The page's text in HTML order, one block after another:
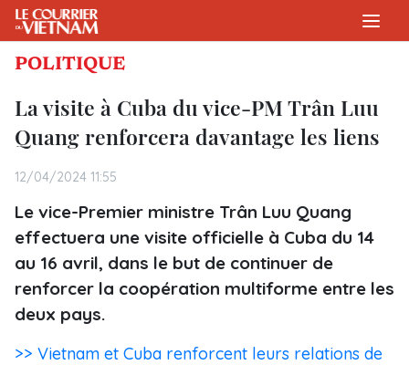
POLITIQUE
La visite à Cuba du vice-PM Trân Luu
Quang renforcera davantage les liens
12/04/2024 11:55
Le vice-Premier ministre Trân Luu Quang
effectuera une visite officielle à Cuba du 14
au 16 avril, dans le but de continuer de
renforcer la coopération multiforme entre les
deux pays.
>> Vietnam et Cuba renforcent leurs relations de